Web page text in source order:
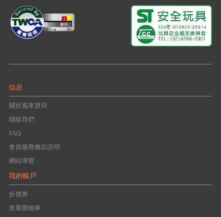
信息
關於風車寶貝
聯絡我們
FAQ
會員服務條款說明
網站導覽
我的帳戶
折價券
查看購物車